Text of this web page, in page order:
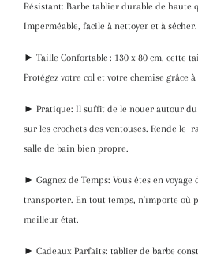
Résistant: Barbe tablier durable de haute
Imperméable, facile à nettoyer et à sécher.
► Taille Confortable : 130 x 80 cm, cette
Protégez votre col et votre chemise grâce
► Pratique: Il suffit de le nouer autour
sur les crochets des ventouses. Rende le
salle de bain bien propre.
► Gagnez de Temps: Vous êtes en
transporter. En tout temps, n'importe où
meilleur état.
► Cadeaux Parfaits: tablier de barbe